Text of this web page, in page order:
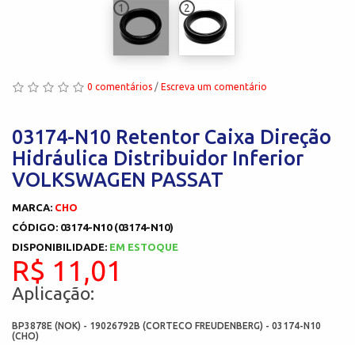
1 2
0 comentários / Escreva um comentário
03174-N10 Retentor Caixa Direção
Hidráulica Distribuidor Inferior
VOLKSWAGEN PASSAT
MARCA: CHO
CÓDIGO: 03174-N10 (03174-N10)
DISPONIBILIDADE: EM ESTOQUE
R$ 11,01
Aplicação:
BP3878E (NOK) - 19026792B (CORTECO FREUDENBERG) - 03174-N10
(CHO)